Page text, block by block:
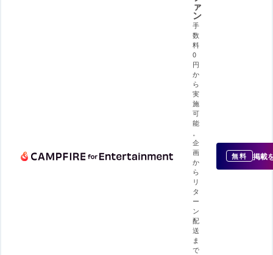
ァ
ン
手
数
料
0
円
か
ら
実
施
可
能
企
画
か
ら
リ
タ
ー
ン
配
送
ま
で
無料 掲載